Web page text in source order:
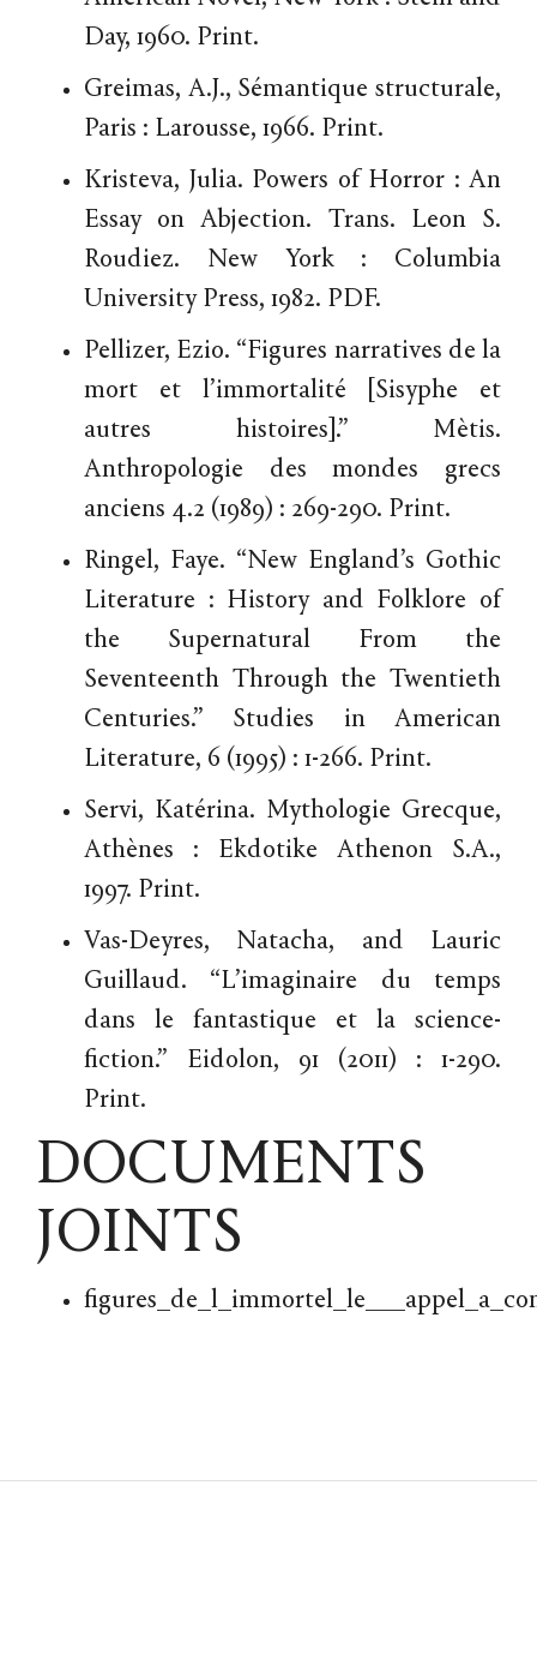
Day, 1960. Print.
Greimas, A.J., Sémantique structurale,
Paris : Larousse, 1966. Print.
Kristeva, Julia. Powers of Horror : An
Essay on Abjection. Trans. Leon S.
Roudiez. New York : Columbia
University Press, 1982. PDF.
Pellizer, Ezio. “Figures narratives de la
mort et l’immortalité [Sisyphe et
autres histoires].” Mètis.
Anthropologie des mondes grecs
anciens 4.2 (1989) : 269-290. Print.
Ringel, Faye. “New England’s Gothic
Literature : History and Folklore of
the Supernatural From the
Seventeenth Through the Twentieth
Centuries.” Studies in American
Literature, 6 (1995) : 1-266. Print.
Servi, Katérina. Mythologie Grecque,
Athènes : Ekdotike Athenon S.A.,
1997. Print.
Vas-Deyres, Natacha, and Lauric
Guillaud. “L’imaginaire du temps
dans le fantastique et la science-
fiction.” Eidolon, 91 (2011) : 1-290.
Print.
DOCUMENTS
JOINTS